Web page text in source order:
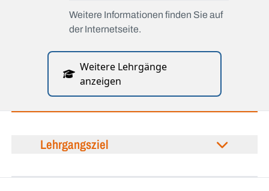
Weitere Informationen finden Sie auf
der Internetseite.
Weitere Lehrgänge
anzeigen
Lehrgangsziel